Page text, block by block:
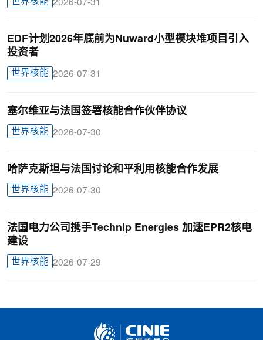
2026-07-31
EDF计划2026年底前为Nuward小型模块堆项目引入
投资者
世界核能 2026-07-31
塞尔维亚与法国签署核能合作伙伴协议
世界核能 2026-07-30
哈萨克斯坦与法国讨论和平利用核能合作发展
世界核能 2026-07-30
法国电力公司携手Technip Energies 加速EPR2核电
建设
世界核能 2026-07-29